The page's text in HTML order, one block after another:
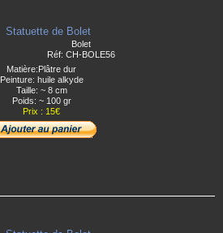
Bolet
Réf: CH-BOLE56
Matière:Plâtre dur
Peinture: huile alkyde
Taille: ~ 8 cm
Poids: ~ 100 gr
Prix : 15€